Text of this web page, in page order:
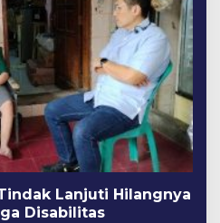
Lanjuti Hilangnya
Disabilitas